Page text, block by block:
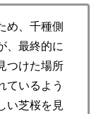
め、千種側
、最終的に
つけた場所
ているよう
い芝桜を見